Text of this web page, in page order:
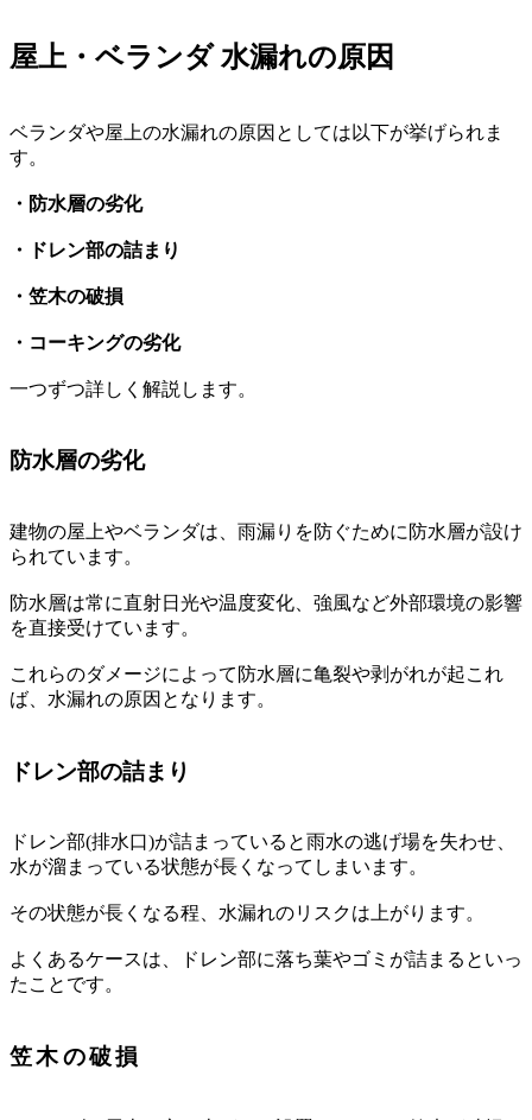
屋上・ベランダ 水漏れの原因
ベランダや屋上の水漏れの原因としては以下が挙げられま
す。
・防水層の劣化
・ドレン部の詰まり
・笠木の破損
・コーキングの劣化
一つずつ詳しく解説します。
防水層の劣化
建物の屋上やベランダは、雨漏りを防ぐために防水層が設け
られています。
防水層は常に直射日光や温度変化、強風など外部環境の影響
を直接受けています。
これらのダメージによって防水層に亀裂や剥がれが起これ
ば、水漏れの原因となります。
ドレン部の詰まり
ドレン部(排水口)が詰まっていると雨水の逃げ場を失わせ、
水が溜まっている状態が長くなってしまいます。
その状態が長くなる程、水漏れのリスクは上がります。
よくあるケースは、ドレン部に落ち葉やゴミが詰まるといっ
たことです。
笠木の破損